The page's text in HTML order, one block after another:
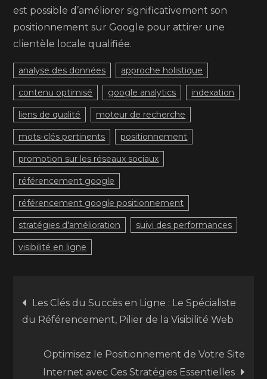
est possible d’améliorer significativement son
positionnement sur Google pour attirer une
clientèle locale qualifiée.
analyse des données approche holistique
contenu optimisé google analytics indexation
liens de qualité moteur de recherche
mots-clés pertinents positionnement
promotion sur les réseaux sociaux
référencement google
référencement google positionnement
stratégies d'amélioration suivi des performances
visibilité en ligne
Navigation
de
l’article
Les Clés du Succès en Ligne : Le Spécialiste
du Référencement, Pilier de la Visibilité Web
Optimisez le Positionnement de Votre Site
Internet avec Ces Stratégies Essentielles